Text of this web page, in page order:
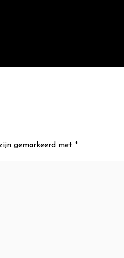
gemarkeerd met *